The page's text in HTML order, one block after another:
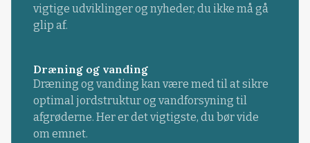
vigtige udviklinger og nyheder, du ikke må gå
glip af.
Dræning og vanding
Dræning og vanding kan være med til at sikre
optimal jordstruktur og vandforsyning til
afgrøderne. Her er det vigtigste, du bør vide
om emnet.